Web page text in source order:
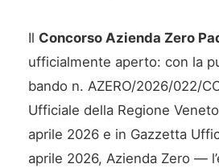
Il Concorso Azienda Zero
ufficialmente aperto: con la
bando n. AZERO/2026/022/
Ufficiale della Regione
aprile 2026 e in Gazzetta
aprile 2026, Azienda Zero —